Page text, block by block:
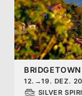
BRIDGETOWN
12. →19. DEZ.
SILVER